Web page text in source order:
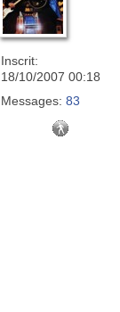
Inscrit:
18/10/2007 00:18
Messages: 83